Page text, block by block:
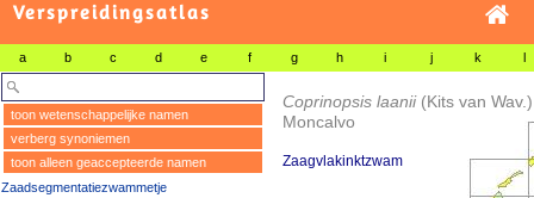
Verspreidingsatlas
a b c d e f g h i j k l
toon wetenschappelijke namen
verberg synoniemen
toon alleen geaccepteerde namen
Zaadsegmentatiezwammetje
Coprinopsis laanii (Kits van
Moncalvo
Zaagvlakinktzwam